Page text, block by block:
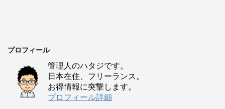
プロフィール
管理人のハタジです。
日本在住、フリーランス。
お得情報に突撃します。
プロフィール詳細